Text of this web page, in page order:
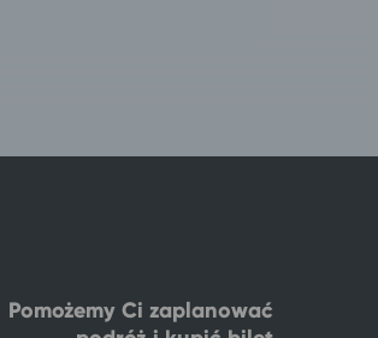
Pomożemy Ci zaplanować